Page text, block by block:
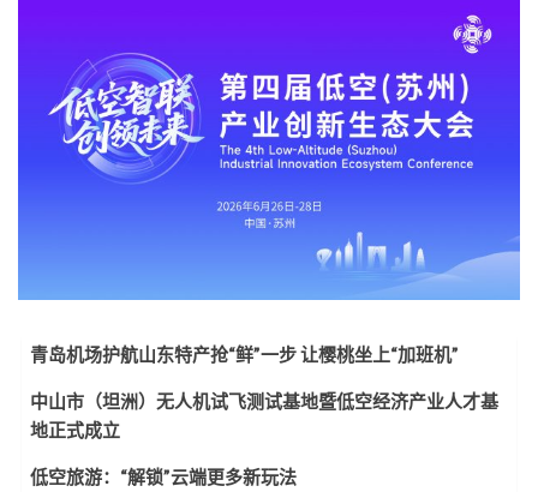
青岛机场护航山东特产抢“鲜”一步 让樱桃坐上“加班机”
中山市（坦洲）无人机试飞测试基地暨低空经济产业人才基
地正式成立
低空旅游：“解锁”云端更多新玩法